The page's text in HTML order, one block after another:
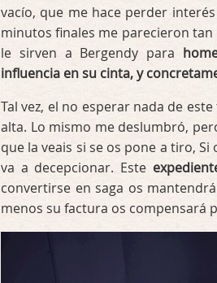
vacío, que me hace perder
minutos finales me parecieron
le sirven a Bergendy para
influencia en su cinta, y
Tal vez, el no esperar nada de
alta. Lo mismo me deslumbró,
que la veais si se os pone a tiro,
va a decepcionar. Este
convertirse en saga os
menos su factura os compensará